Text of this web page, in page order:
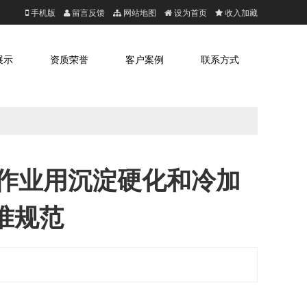
手机版 留言反馈 网站地图 设为首页 收入加藏
联系方式
客户案例
资质荣誉
示
业用沉淀硬化和冷加
规范